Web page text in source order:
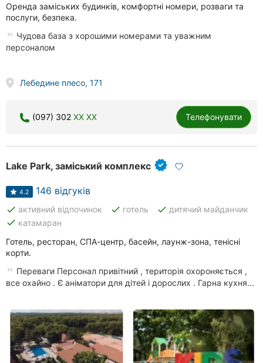
Оренда заміських будинків, комфортні номери, розваги та
послуги, безпека.
Чудова база з хорошими номерами та уважним
персоналом
Лебедине плесо, 171
(097) 302 XX XX Телефонувати
Lake Park, заміський комплекс
4.2 146 відгуків
done активний відпочинок done готель done дитячий майданчик
done катамаран
Готель, ресторан, СПА-центр, басейн, лаунж-зона, тенісні
корти.
Переваги Персонал привітний , територія охороняється ,
все охайно . Є аніматори для дітей і дорослих . Гарна кухня...